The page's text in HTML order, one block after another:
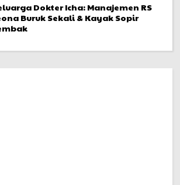
Dokter Icha: Manajemen RS
Buruk Sekali & Kayak Sopir